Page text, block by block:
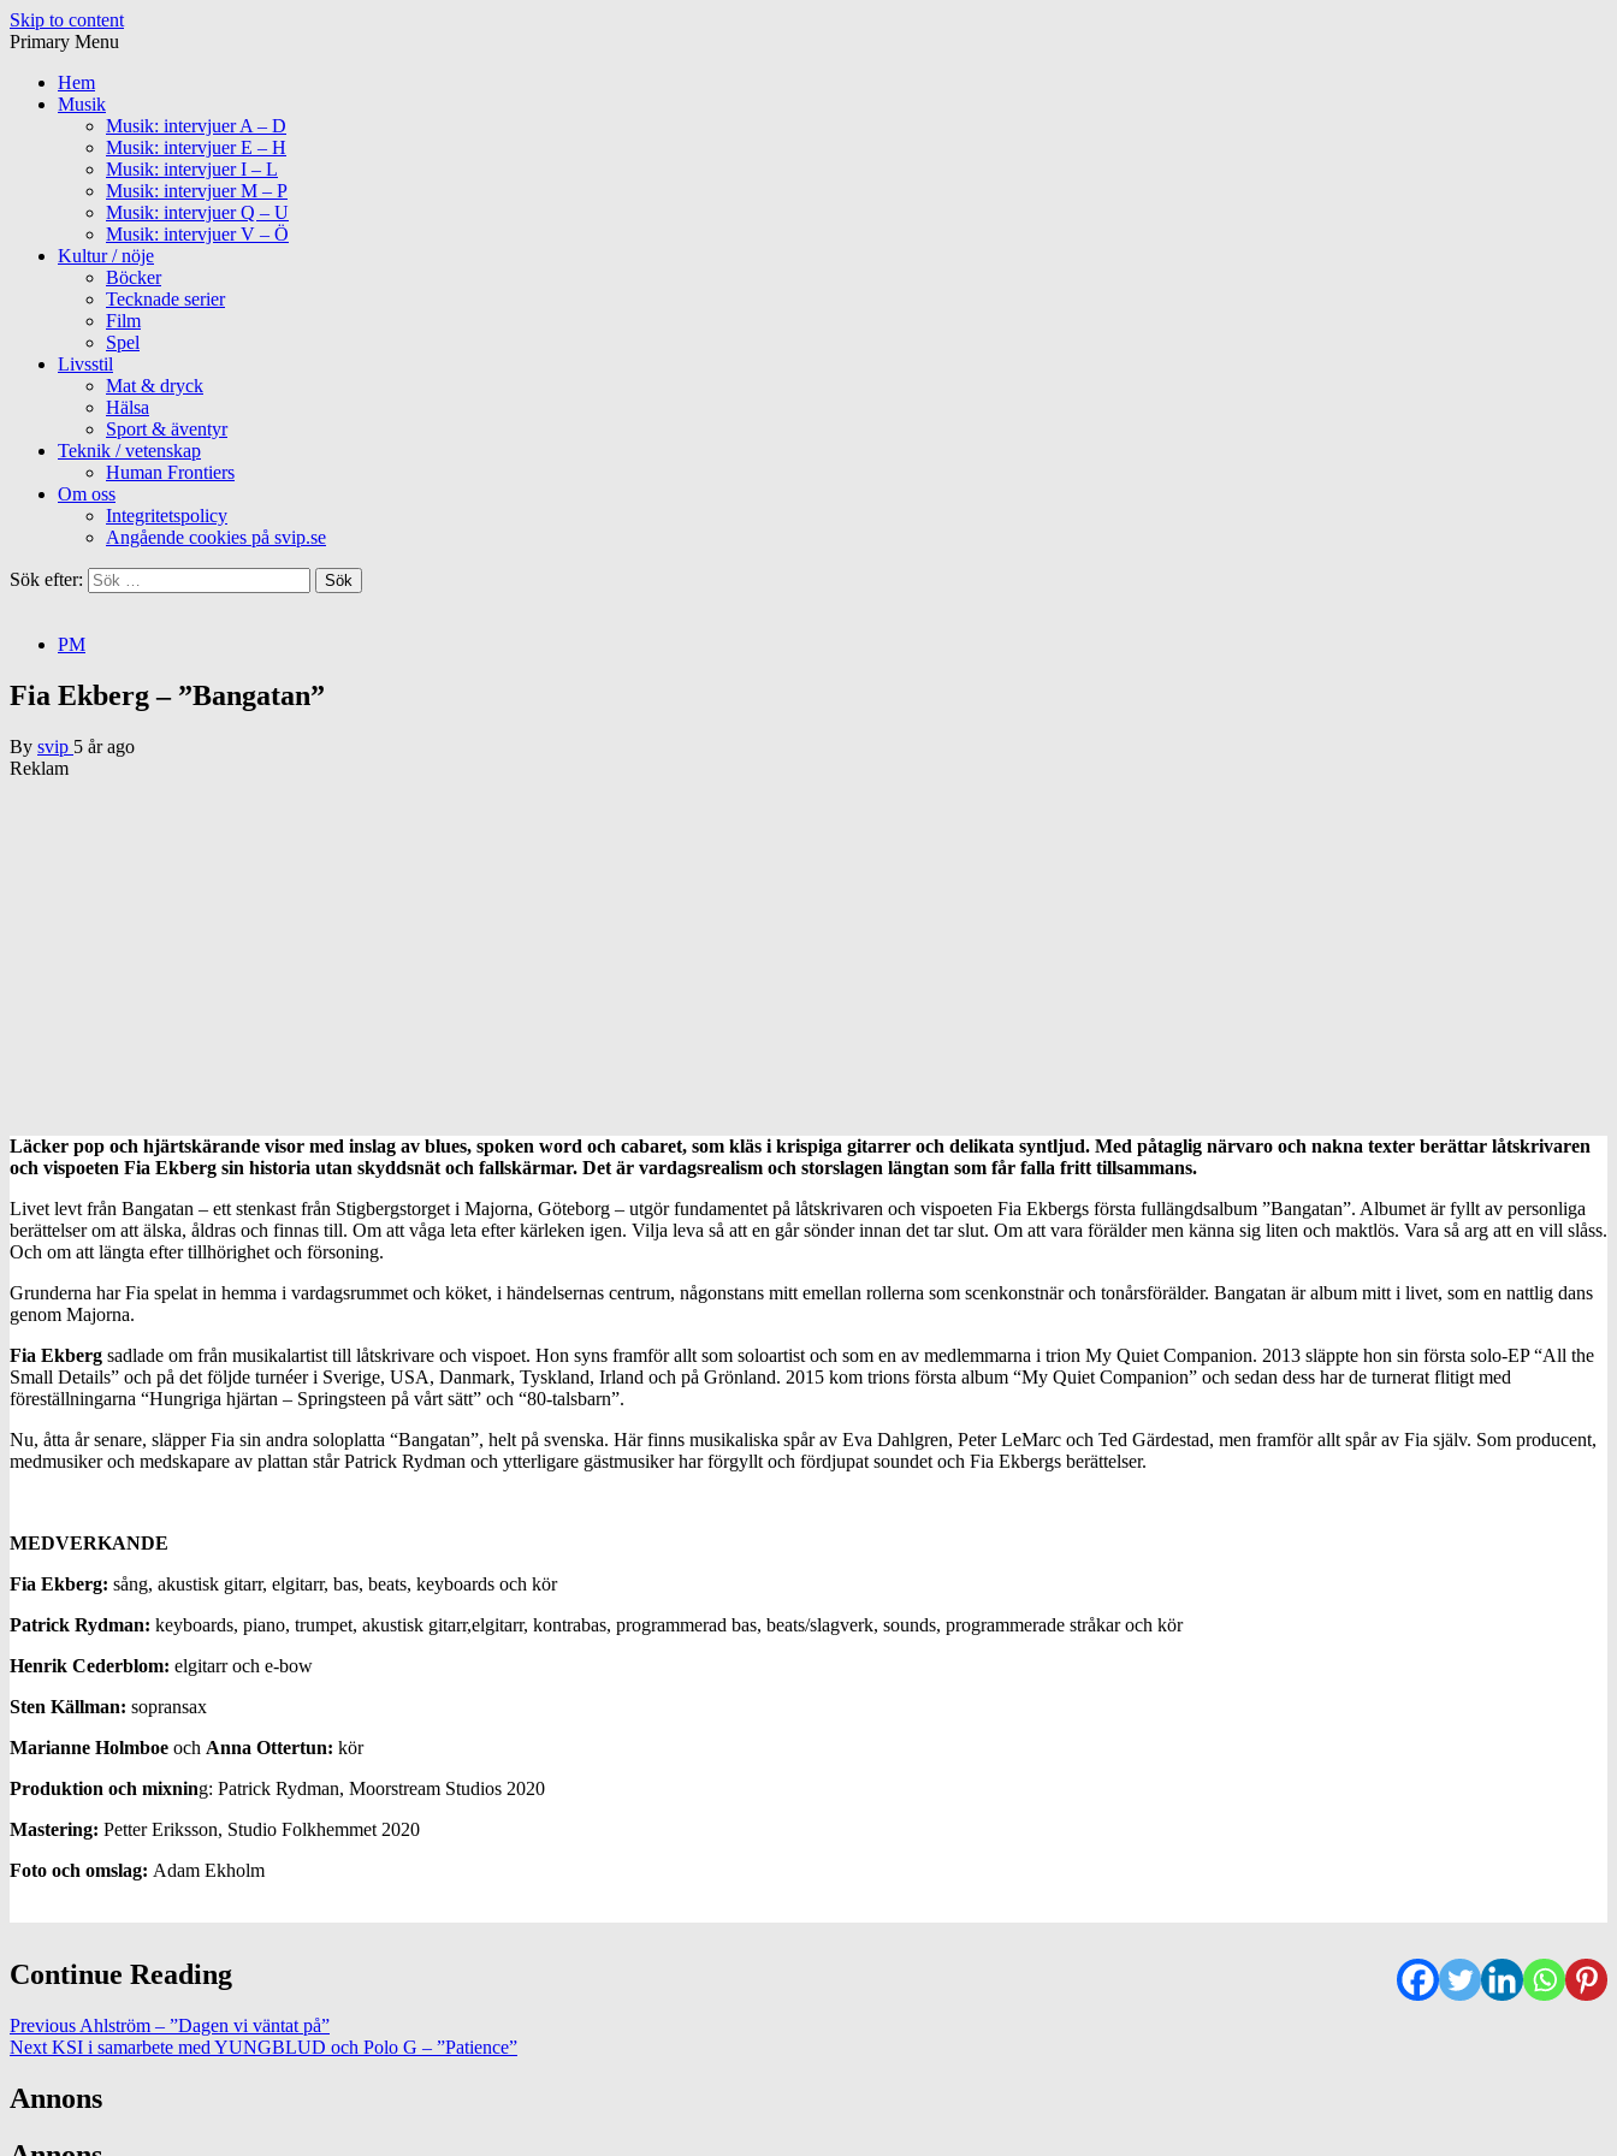
Skip to content
Primary Menu
Hem
Musik
Musik: intervjuer A – D
Musik: intervjuer E – H
Musik: intervjuer I – L
Musik: intervjuer M – P
Musik: intervjuer Q – U
Musik: intervjuer V – Ö
Kultur / nöje
Böcker
Tecknade serier
Film
Spel
Livsstil
Mat & dryck
Hälsa
Sport & äventyr
Teknik / vetenskap
Human Frontiers
Om oss
Integritetspolicy
Angående cookies på svip.se
Sök efter:
PM
Fia Ekberg – ”Bangatan”
By svip 5 år ago
Reklam
Läcker pop och hjärtskärande visor med inslag av blues, spoken word och cabaret, som kläs i krispiga gitarrer och delikata syntljud. Med påtaglig närvaro och nakna texter berättar låtskrivaren
och vispoeten Fia Ekberg sin historia utan skyddsnät och fallskärmar. Det är vardagsrealism och storslagen längtan som får falla fritt tillsammans.
Livet levt från Bangatan – ett stenkast från Stigbergstorget i Majorna, Göteborg – utgör fundamentet på låtskrivaren och vispoeten Fia Ekbergs första fullängdsalbum ”Bangatan”. Albumet är fyllt av personliga
berättelser om att älska, åldras och finnas till. Om att våga leta efter kärleken igen. Vilja leva så att en går sönder innan det tar slut. Om att vara förälder men känna sig liten och maktlös. Vara så arg att en vill slåss.
Och om att längta efter tillhörighet och försoning.
Grunderna har Fia spelat in hemma i vardagsrummet och köket, i händelsernas centrum, någonstans mitt emellan rollerna som scenkonstnär och tonårsförälder. Bangatan är album mitt i livet, som en nattlig dans
genom Majorna.
Fia Ekberg sadlade om från musikalartist till låtskrivare och vispoet. Hon syns framför allt som soloartist och som en av medlemmarna i trion My Quiet Companion. 2013 släppte hon sin första solo-EP “All the
Small Details” och på det följde turnéer i Sverige, USA, Danmark, Tyskland, Irland och på Grönland. 2015 kom trions första album “My Quiet Companion” och sedan dess har de turnerat flitigt med
föreställningarna “Hungriga hjärtan – Springsteen på vårt sätt” och “80-talsbarn”.
Nu, åtta år senare, släpper Fia sin andra soloplatta “Bangatan”, helt på svenska. Här finns musikaliska spår av Eva Dahlgren, Peter LeMarc och Ted Gärdestad, men framför allt spår av Fia själv. Som producent,
medmusiker och medskapare av plattan står Patrick Rydman och ytterligare gästmusiker har förgyllt och fördjupat soundet och Fia Ekbergs berättelser.
MEDVERKANDE
Fia Ekberg: sång, akustisk gitarr, elgitarr, bas, beats, keyboards och kör
Patrick Rydman: keyboards, piano, trumpet, akustisk gitarr,elgitarr, kontrabas, programmerad bas, beats/slagverk, sounds, programmerade stråkar och kör
Henrik Cederblom: elgitarr och e-bow
Sten Källman: sopransax
Marianne Holmboe och Anna Ottertun: kör
Produktion och mixning: Patrick Rydman, Moorstream Studios 2020
Mastering: Petter Eriksson, Studio Folkhemmet 2020
Foto och omslag: Adam Ekholm
Continue Reading
Previous Ahlström – ”Dagen vi väntat på”
Next KSI i samarbete med YUNGBLUD och Polo G – ”Patience”
Annons